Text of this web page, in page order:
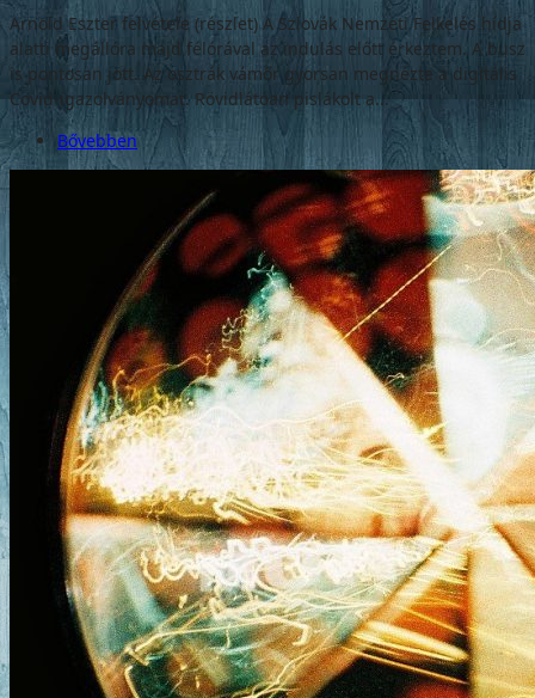
Arnold Eszter felvétele (részlet) A Szlovák Nemzeti Felkelés hídja
alatti megállóra majd félórával az indulás előtt érkeztem. A busz
is pontosan jött. Az osztrák vámőr gyorsan megnézte a digitális
Covid-igazolványomat. Rövidlátóan pislákolt a...
Bővebben